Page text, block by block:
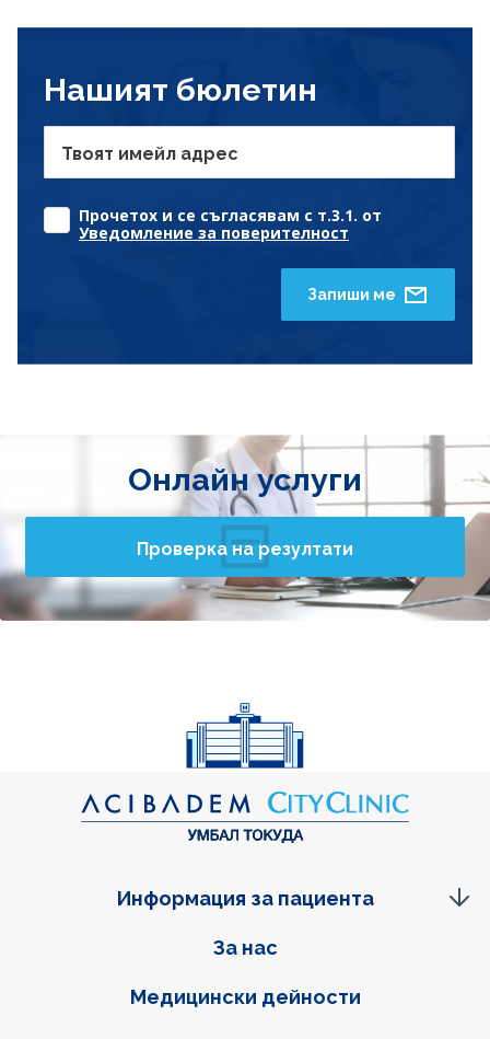
Нашият бюлетин
Твоят имейл адрес
Прочетох и се съгласявам с т.3.1. от
Уведомление за поверителност
Запиши ме
Онлайн услуги
Проверка на резултати
Фуутер навигация
За нас
Медицински дейности
Информация за пациента